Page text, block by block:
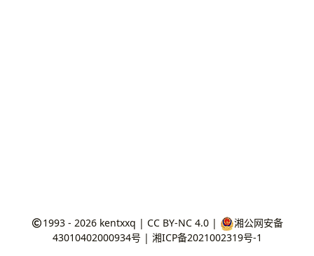
1993 - 2026 kentxxq |CC BY-NC 4.0 |
湘公网安备
43010402000934号 | 湘ICP备2021002319号-1